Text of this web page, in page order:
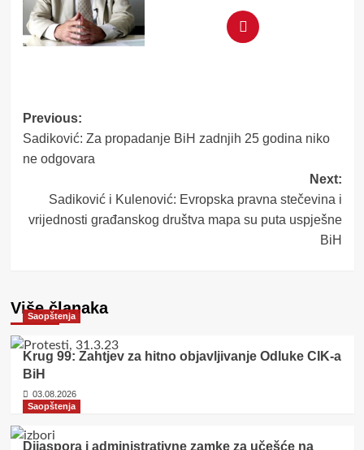
Post
navigation
Previous:
Sadiković: Za propadanje BiH zadnjih 25 godina niko
ne odgovara
Next:
Sadiković i Kulenović: Evropska pravna stečevina i
vrijednosti građanskog društva mapa su puta uspješne
BiH
Više članaka
Saopštenja
Krug 99: Zahtjev za hitno objavljivanje Odluke CIK-a
BiH
03.08.2026
Saopštenja
Dijaspora i administrativne zamke za učešće na